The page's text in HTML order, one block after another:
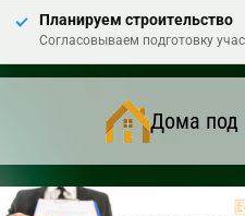
Планируем строительство
Согласовываем подготовку
Дома под